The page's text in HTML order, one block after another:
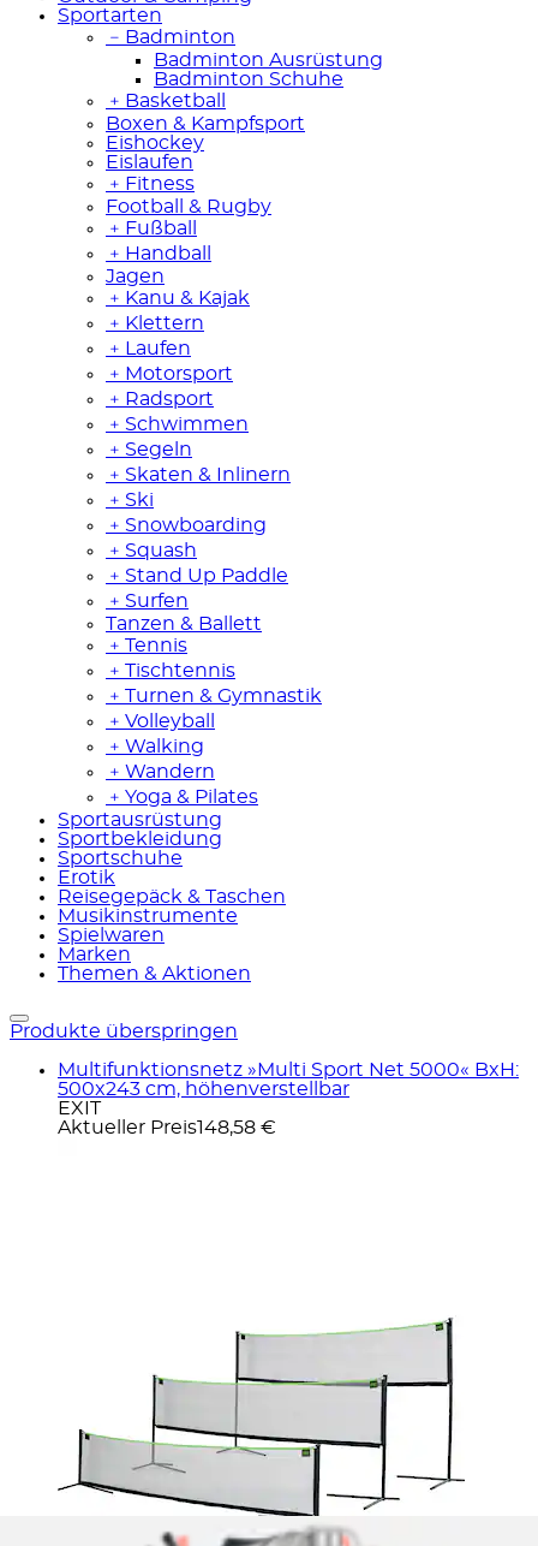
Sportarten
﹣ Badminton
Badminton Ausrüstung
Badminton Schuhe
﹢ Basketball
Boxen & Kampfsport
Eishockey
Eislaufen
﹢ Fitness
Football & Rugby
﹢ Fußball
﹢ Handball
Jagen
﹢ Kanu & Kajak
﹢ Klettern
﹢
Laufen
﹢ Motorsport
﹢ Radsport
﹢ Schwimmen
﹢ Segeln
﹢ Skaten & Inlinern
﹢ Ski
﹢ Snowboarding
﹢ Squash
﹢ Stand Up Paddle
﹢ Surfen
Tanzen & Ballett
﹢ Tennis
﹢ Tischtennis
﹢ Turnen & Gymnastik
﹢ Volleyball
﹢ Walking
﹢ Wandern
﹢ Yoga & Pilates
Sportausrüstung
Sportbekleidung
Sportschuhe
Erotik
Reisegepäck & Taschen
Musikinstrumente
Spielwaren
Marken
Themen & Aktionen
Produkte überspringen
Multifunktionsnetz »Multi Sport Net 5000« BxH:
500x243 cm, höhenverstellbar
EXIT
Aktueller Preis148,58 €